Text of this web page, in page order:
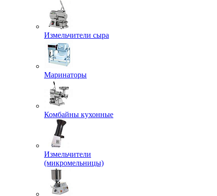
Измельчители сыра
Маринаторы
Комбайны кухонные
Измельчители
(микромельницы)